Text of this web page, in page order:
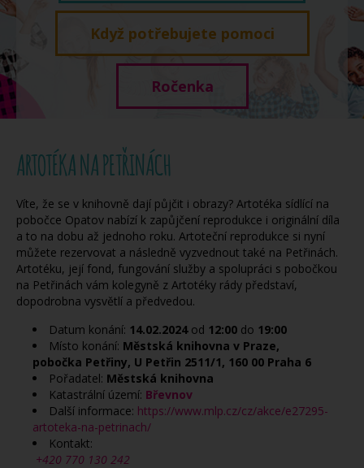
Když potřebujete pomoci
Ročenka
ARTOTÉKA NA PETŘINÁCH
Víte, že se v knihovně dají půjčit i obrazy? Artotéka sídlící na
pobočce Opatov nabízí k zapůjčení reprodukce i originální díla
a to na dobu až jednoho roku. Artoteční reprodukce si nyní
můžete rezervovat a následně vyzvednout také na Petřinách.
Artotéku, její fond, fungování služby a spolupráci s pobočkou
na Petřinách vám kolegyně z Artotéky rády představí,
dopodrobna vysvětlí a předvedou.
Datum konání: 14.02.2024od 12:00 do 19:00
Místo konání: Městská knihovna v Praze,
pobočka Petřiny, U Petřin 2511/1, 160 00 Praha 6
Pořadatel: Městská knihovna
Katastrální území: Břevnov
Další informace: https://www.mlp.cz/cz/akce/e27295-
artoteka-na-petrinach/
Kontakt:
+420 770 130 242